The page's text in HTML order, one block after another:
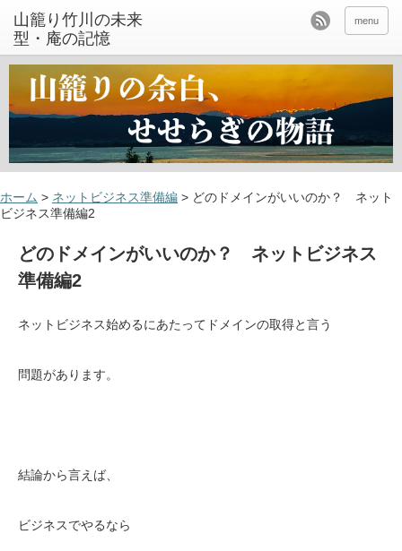
山籠り竹川の未来
型・庵の記憶
menu
ホーム > ネットビジネス準備編 > どのドメインがいいのか？ ネット
ビジネス準備編2
どのドメインがいいのか？ ネットビジネス
準備編2
ネットビジネス始めるにあたってドメインの取得と言う
問題があります。
結論から言えば、
ビジネスでやるなら